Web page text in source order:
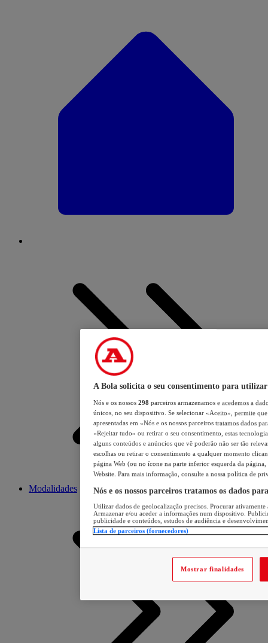
Modalidades
A Bola solicita o seu consentimento para utilizar
Nós e os nossos 298 parceiros armazenamos e acedemos a
únicos, no seu dispositivo. Se selecionar «Aceito», permite
apresentadas em «Nós e os nossos parceiros tratamos dados
«Rejeitar tudo» ou retirar o seu consentimento, estas
alguns conteúdos e anúncios que vê poderão não ser tão
escolhas ou retirar o consentimento a qualquer momento
página Web (ou no ícone na parte inferior esquerda da página,
Website. Para mais informação, consulte a nossa política de
Nós e os nossos parceiros tratamos os dados
Utilizar dados de geolocalização precisos. Procurar
Armazenar e/ou aceder a informações num dispositivo.
publicidade e conteúdos, estudos de audiência e
Lista de parceiros (fornecedores)
Mostrar finalidades